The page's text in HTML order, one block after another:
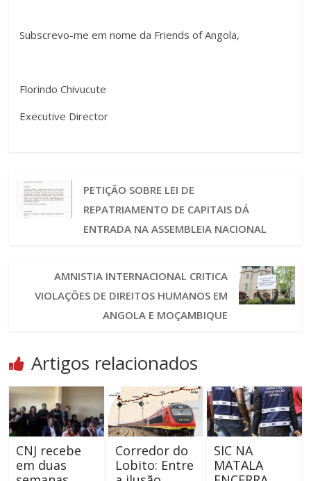
Subscrevo-me em nome da Friends of Angola,
Florindo Chivucute
Executive Director
PETIÇÃO SOBRE LEI DE
REPATRIAMENTO DE CAPITAIS DÁ
ENTRADA NA ASSEMBLEIA NACIONAL
AMNISTIA INTERNACIONAL CRITICA
VIOLAÇÕES DE DIREITOS HUMANOS EM
ANGOLA E MOÇAMBIQUE
Artigos relacionados
CNJ recebe
em duas
Corredor do
Lobito: Entre
SIC NA
MATALA